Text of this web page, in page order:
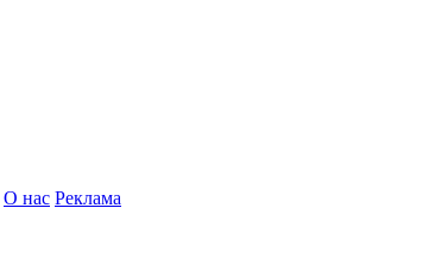
О нас Реклама